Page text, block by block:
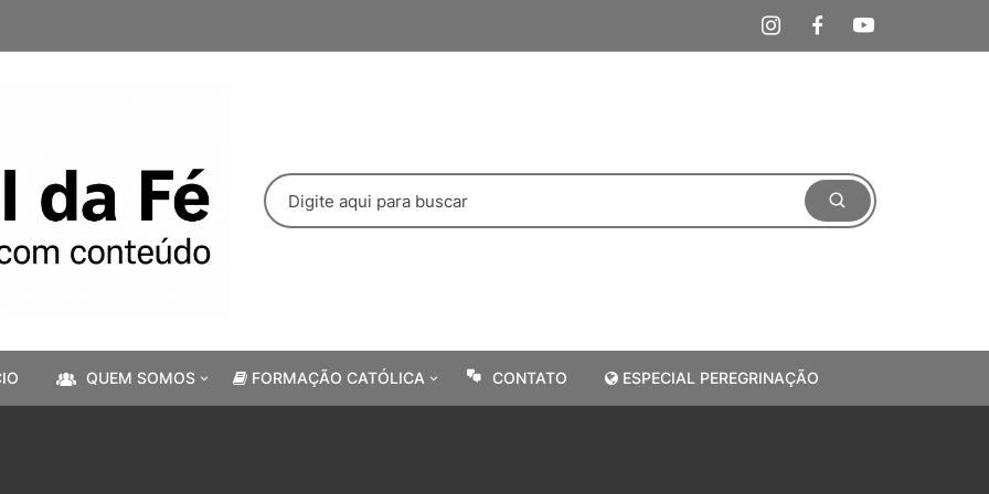
Pesquisar
por:
QUEM SOMOS FORMAÇÃO CATÓLICA CONTATO ESPECIAL PEREGRINAÇÃO